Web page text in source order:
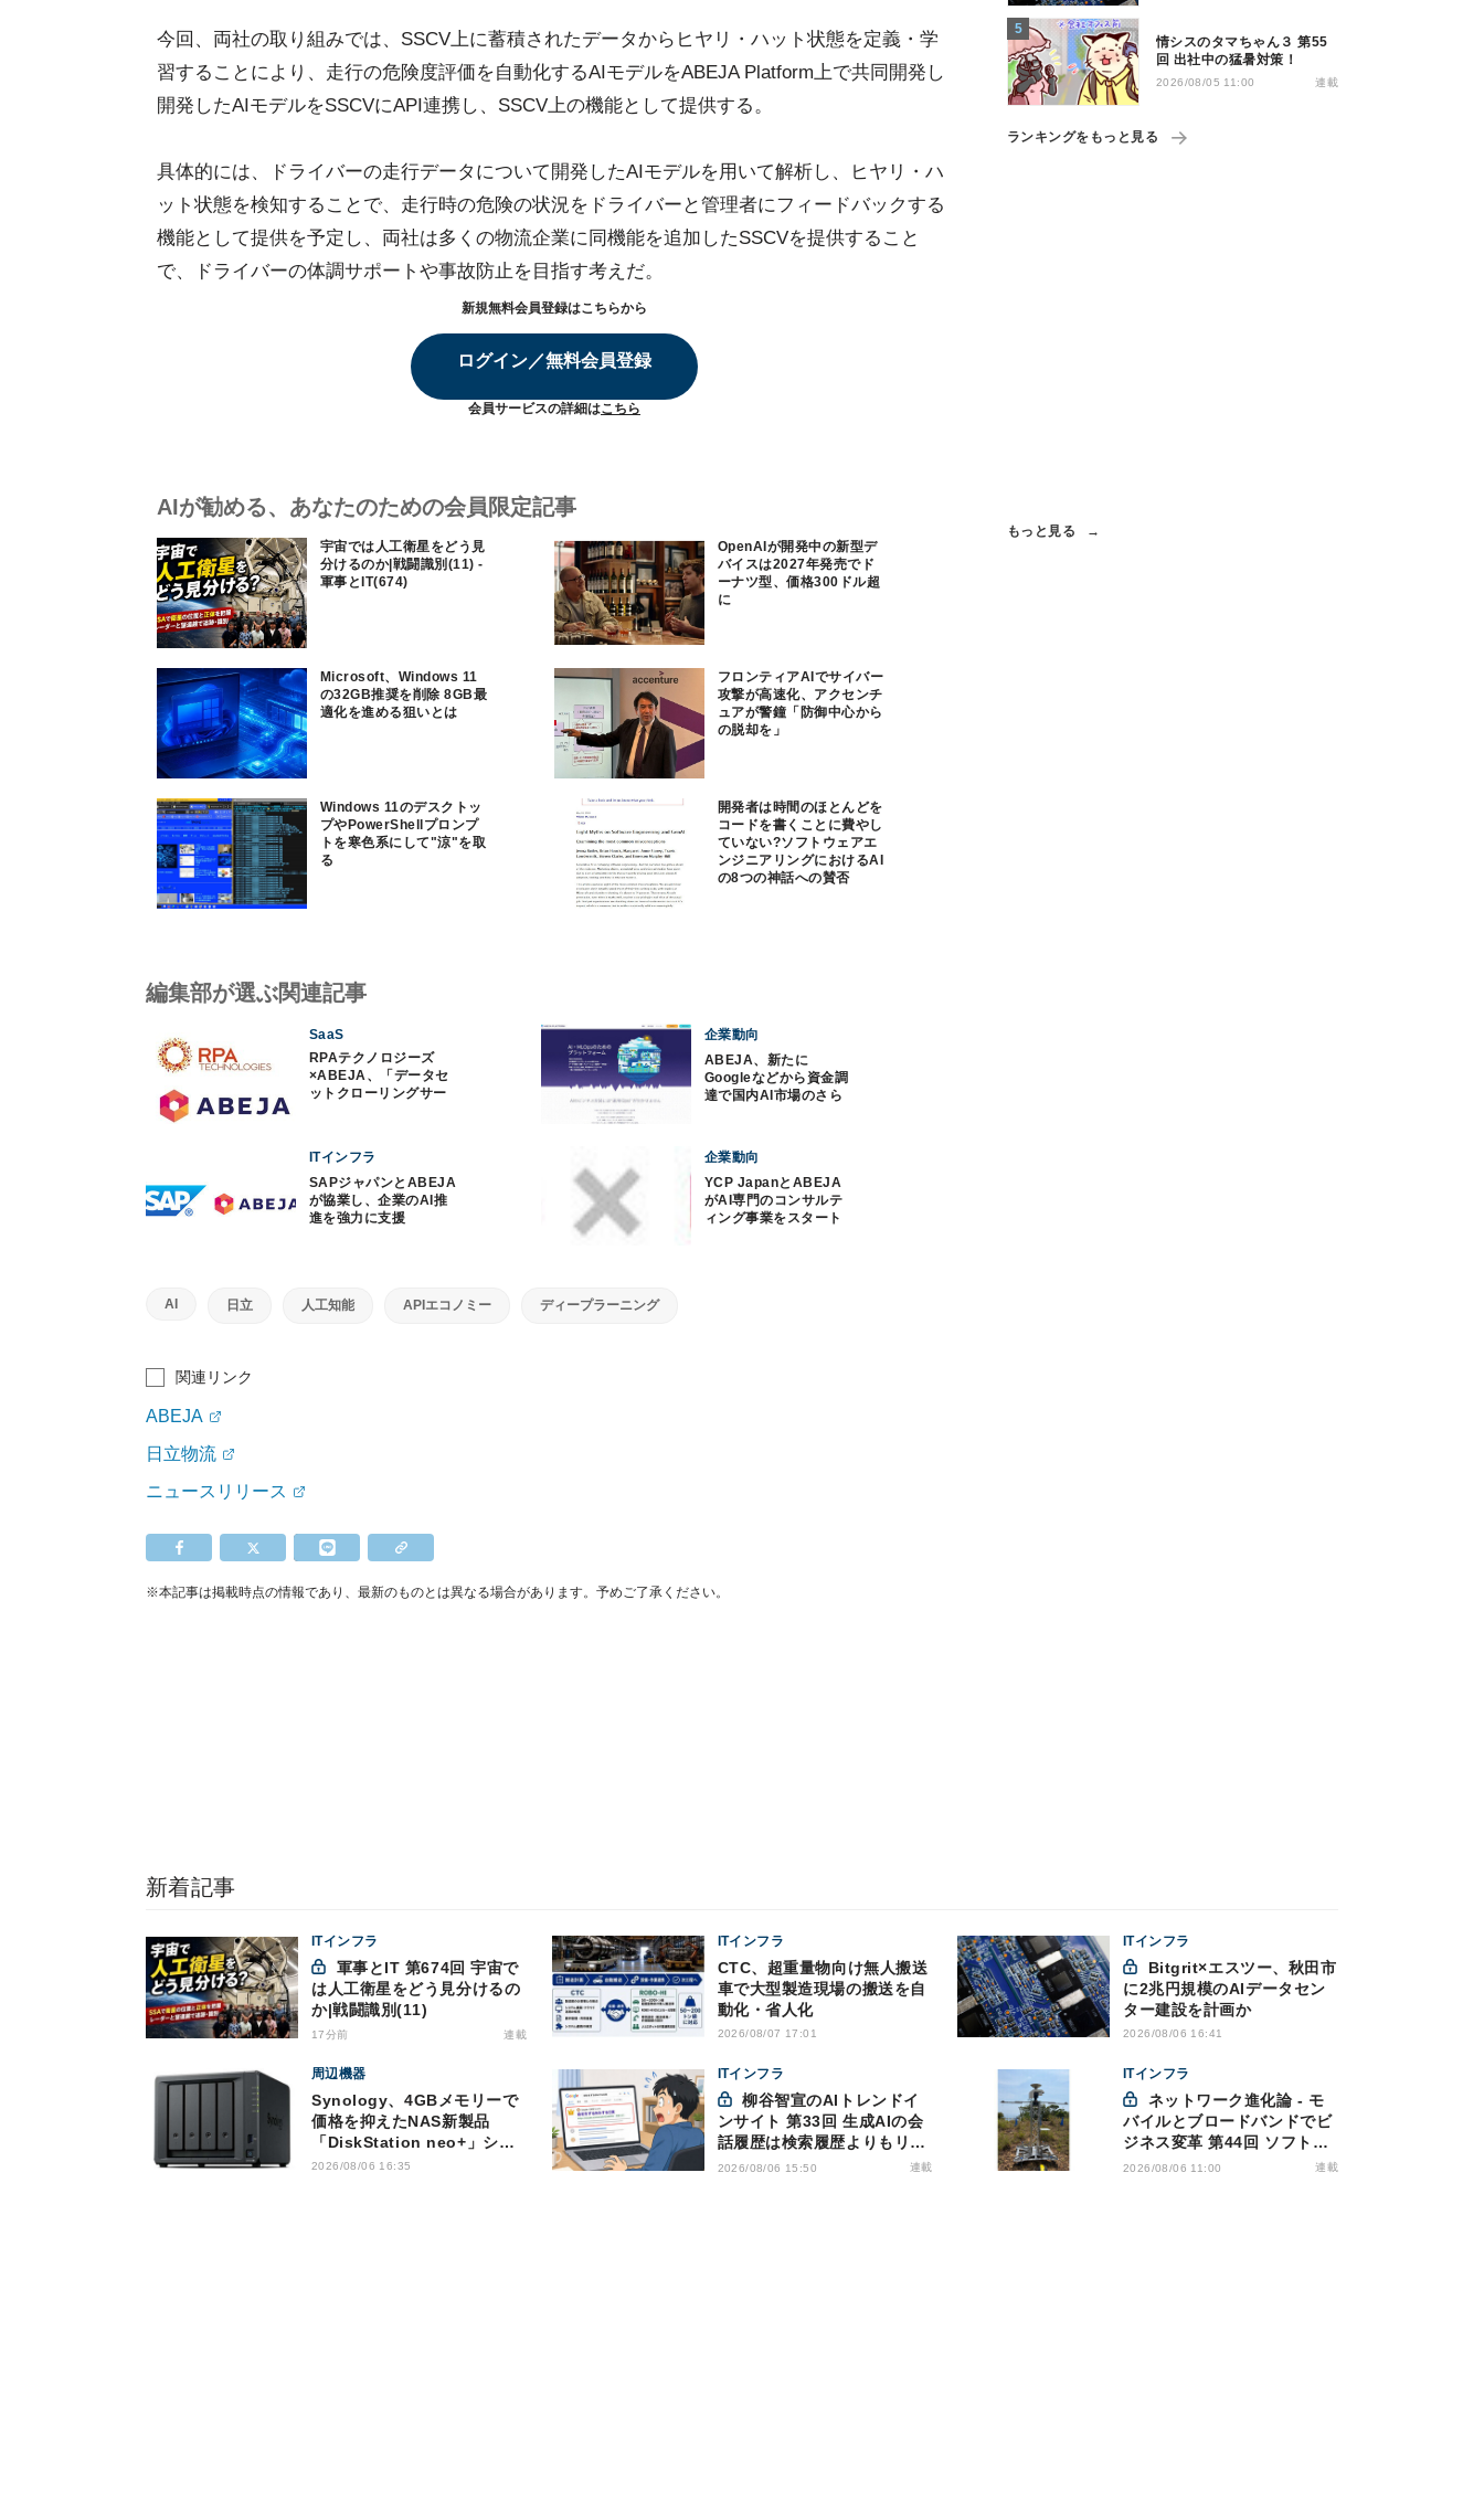
今回、両社の取り組みでは、SSCV上に蓄積されたデータからヒヤリ・ハット状態を定義・学
習することにより、走行の危険度評価を自動化するAIモデルをABEJA Platform上で共同開発し
開発したAIモデルをSSCVにAPI連携し、SSCV上の機能として提供する。
具体的には、ドライバーの走行データについて開発したAIモデルを用いて解析し、ヒヤリ・ハ
ット状態を検知することで、走行時の危険の状況をドライバーと管理者にフィードバックする
機能として提供を予定し、両社は多くの物流企業に同機能を追加したSSCVを提供すること
で、ドライバーの体調サポートや事故防止を目指す考えだ。
新規無料会員登録はこちらから
ログイン／無料会員登録
会員サービスの詳細はこちら
AIが勧める、あなたのための会員限定記事
宇宙では人工衛星をどう見
分けるのか|戦闘識別(11) -
軍事とIT(674)
OpenAIが開発中の新型デ
バイスは2027年発売でド
ーナツ型、価格300ドル超
に
Microsoft、Windows 11
の32GB推奨を削除 8GB最
適化を進める狙いとは
フロンティアAIでサイバー
攻撃が高速化、アクセンチ
ュアが警鐘「防御中心から
の脱却を」
Windows 11のデスクトッ
プやPowerShellプロンプ
トを寒色系にして"涼"を取
る
開発者は時間のほとんどを
コードを書くことに費やし
ていない?ソフトウェアエ
ンジニアリングにおけるAI
の8つの神話への賛否
情シスのタマちゃん３ 第55
回 出社中の猛暑対策！
2026/08/05 11:00 連載
ランキングをもっと見る
もっと見る
編集部が選ぶ関連記事
SaaS
RPAテクノロジーズ
×ABEJA、「データセ
ットクローリングサー
企業動向
ABEJA、新たに
Googleなどから資金調
達で国内AI市場のさら
ITインフラ
SAPジャパンとABEJA
が協業し、企業のAI推
進を強力に支援
企業動向
YCP JapanとABEJA
がAI専門のコンサルテ
ィング事業をスタート
AI 日立 人工知能 APIエコノミー ディープラーニング
関連リンク
ABEJA
日立物流
ニュースリリース
※本記事は掲載時点の情報であり、最新のものとは異なる場合があります。予めご了承ください。
新着記事
ITインフラ
は人工衛星をどう見分けるの
か|戦闘識別(11)
17分前 連載
ITインフラ
CTC、超重量物向け無人搬送
車で大型製造現場の搬送を自
動化・省人化
2026/08/07 17:01
ITインフラ
に2兆円規模のAIデータセン
ター建設を計画か
2026/08/06 16:41
周辺機器
Synology、4GBメモリーで
価格を抑えたNAS新製品
「DiskStation neo+」シリ
ーズ
2026/08/06 16:35
ITインフラ
柳谷智宣のAIトレンドイ
ンサイト 第33回 生成AIの会
話履歴は検索履歴よりもリス
キー？今のうちに情報漏洩対
2026/08/06 15:50 連載
ITインフラ
バイルとブロードバンドでビ
ジネス変革 第44回 ソフトバ
ンクが「HAPS」のプレ商用
2026/08/06 11:00 連載